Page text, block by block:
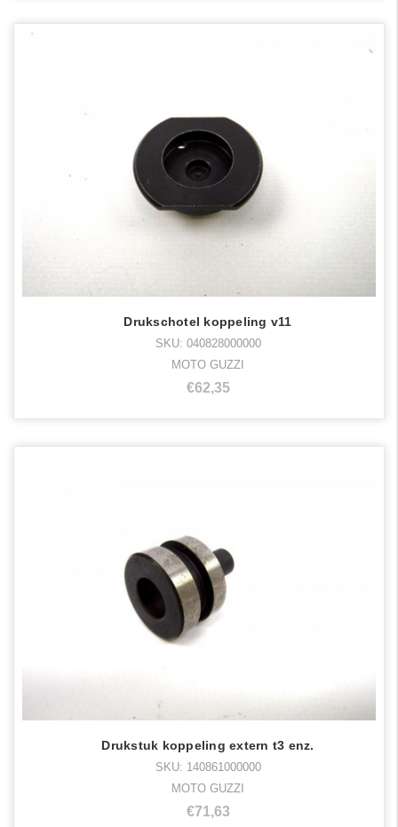
Drukschotel koppeling v11
SKU: 040828000000
MOTO GUZZI
€62,35
Drukstuk koppeling extern t3 enz.
SKU: 140861000000
MOTO GUZZI
€71,63